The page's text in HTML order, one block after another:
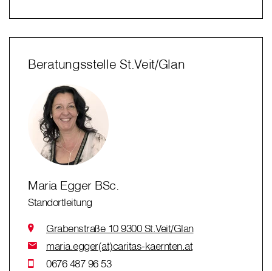
Beratungsstelle St.Veit/Glan
Maria Egger BSc.
Standortleitung
Grabenstraße 10 9300 St.Veit/Glan
maria.egger(at)caritas-kaernten.at
0676 487 96 53